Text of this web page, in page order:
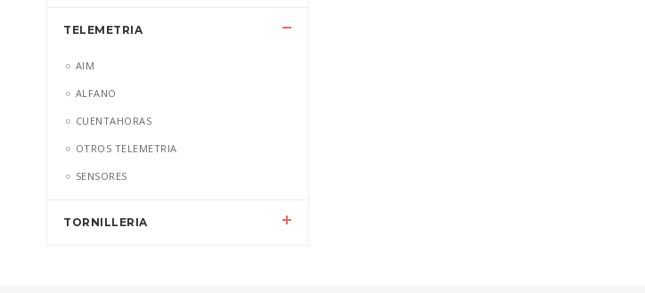
TELEMETRIA
AIM
ALFANO
CUENTAHORAS
OTROS TELEMETRIA
SENSORES
TORNILLERIA